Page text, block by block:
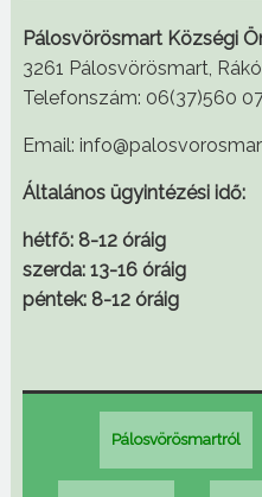
Pálosvörösmart Községi
3261 Pálosvörösmart,
Telefonszám: 06(37)560
Email:
Általános ügyintézési idő:
hétfő: 8-12 óráig
szerda: 13-16 óráig
péntek: 8-12 óráig
Pálosvörösmartról